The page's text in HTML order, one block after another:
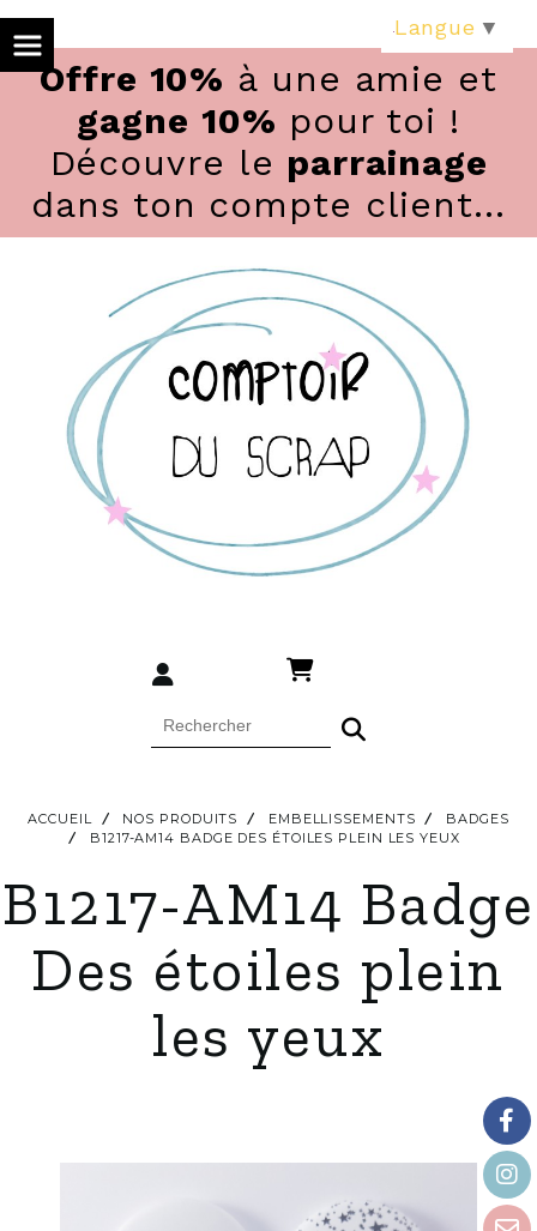
Offre 10% à une amie et
gagne 10% pour toi !
Découvre le parrainage
dans ton compte client...
ACCUEIL NOS PRODUITS EMBELLISSEMENTS
BADGES
B1217-AM14 BADGE DES ÉTOILES PLEIN LES YEUX
B1217-AM14 Badge
Des étoiles plein
les yeux
Langue ▼